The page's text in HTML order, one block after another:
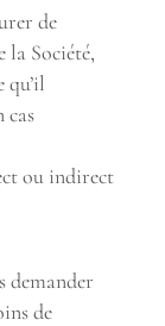
de
la Société,
cas
ou indirect
demander
de